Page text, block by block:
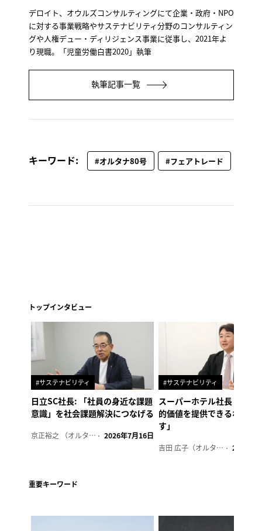
デロイト、オウルズコンサルティングにて企業・政府・NPO
に対する事業戦略やサステナビリティ分野のコンサルティン
グや人権デュー・ディリジェンス事業に従事し、2021年よ
り現職。「児童労働白書2020」執筆
執筆記事一覧
キーワード: #オルタナ80号 #フェアトレード
トップインタビュー
#サステナビリティ
日立SC社長: 「社員の身近な課題
意識」を社会課題解決につなげる
京正裕之 （オルタナ副編集長） 2026年7月16日
#サステナビリティ
スーパーホテル社長「地域
的価値を提供できるホテル
す」
吉田 広子（オルタナ輪番編集長） 2026年6
重要キーワード